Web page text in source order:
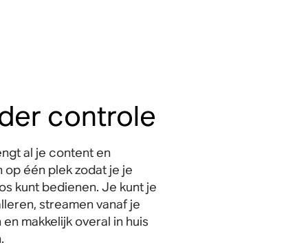
controle
al je content en
op één plek zodat je je
kunt bedienen. Je kunt je
streamen vanaf je
makkelijk overal in huis